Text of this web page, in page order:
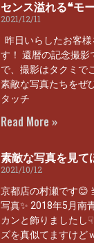
センス溢れる❝モ
2021/12/11
昨日いらしたお客
す！ 還暦の記念撮
で、撮影はタクミで
素敵な写真たちをぜ
タッチ
Read More »
素敵な写真を見て
2021/10/12
京都店の村瀬です😊
写真✨ 2018年5月南
カンと飾りましたし
ズを真似てますけど